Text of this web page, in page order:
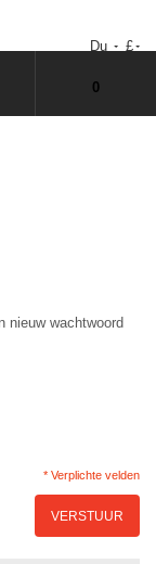
Du £
0
nieuw wachtwoord
* Verplichte velden
VERSTUUR